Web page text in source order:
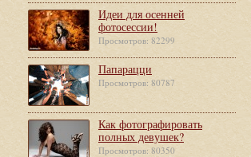
Идеи для осенней
фотосессии!
Просмотров: 82299
Папарацци
Просмотров: 80787
Как фотографировать
полных девушек?
Просмотров: 80350